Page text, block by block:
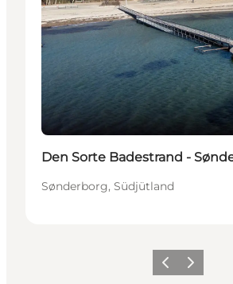
Den Sorte Badestrand -
Sønderborg, Südjütland
ZurückWeiter